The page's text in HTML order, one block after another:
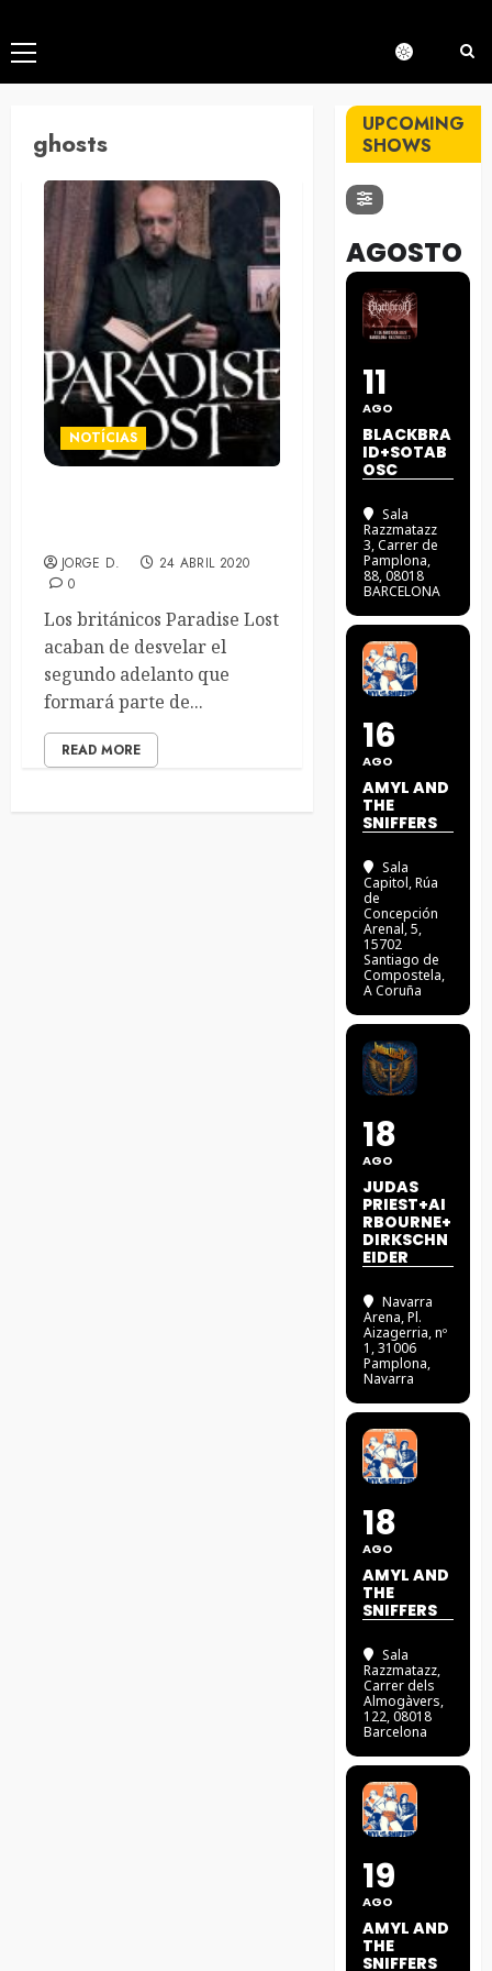
Menú
principal
ghosts
NOTÍCIAS
JORGE D.
24 ABRIL 2020
0
Los británicos Paradise Lost
acaban de desvelar el
segundo adelanto que
formará parte de...
READ MORE
UPCOMING
SHOWS
AGOSTO
11
AGO
BLACKBRA
ID+SOTAB
OSC
Sala
Razzmatazz
3, Carrer de
Pamplona,
88, 08018
BARCELONA
16
AGO
AMYL AND
THE
SNIFFERS
Sala
Capitol, Rúa
de
Concepción
Arenal, 5,
15702
Santiago de
Compostela,
A Coruña
18
AGO
JUDAS
PRIEST+AI
RBOURNE+
DIRKSCHN
EIDER
Navarra
Arena, Pl.
Aizagerria, nº
1, 31006
Pamplona,
Navarra
18
AGO
AMYL AND
THE
SNIFFERS
Sala
Razzmatazz,
Carrer dels
Almogàvers,
122, 08018
Barcelona
19
AGO
AMYL AND
THE
SNIFFERS